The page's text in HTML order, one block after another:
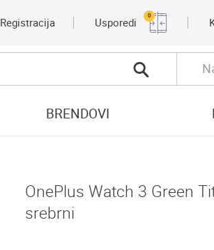
Registracija Usporedi
0
BRENDOVI
OnePlus Watch 3 Green
srebrni